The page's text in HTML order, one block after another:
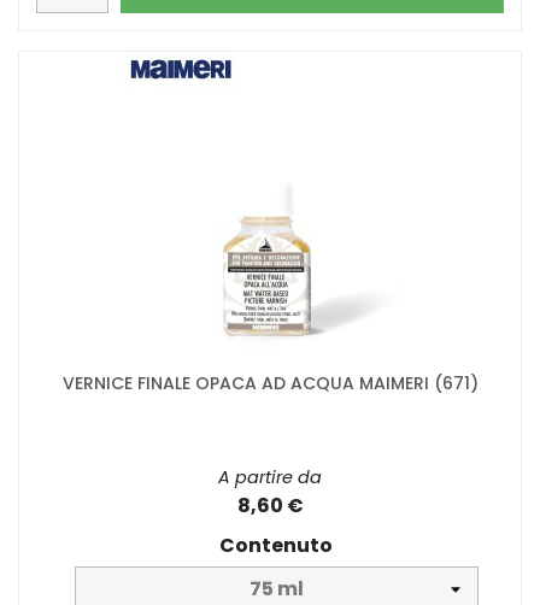
VERNICE FINALE OPACA AD ACQUA MAIMERI (671)
A partire da
8,60 €
Contenuto